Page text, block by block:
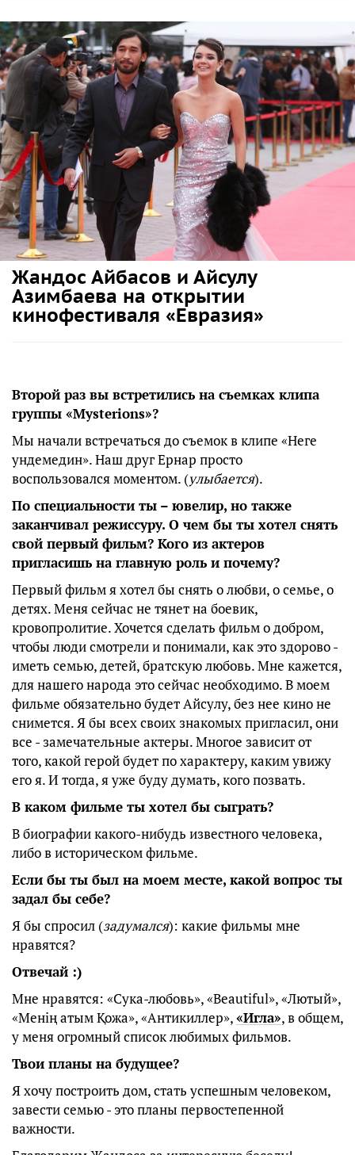
Жандос Айбасов и Айсулу
Азимбаева на открытии
кинофестиваля «Евразия»
Второй раз вы встретились на съемках клипа
группы «Mysterions»?
Мы начали встречаться до съемок в клипе «Неге
ундемедин». Наш друг Ернар просто
воспользовался моментом. (улыбается).
По специальности ты – ювелир, но также
заканчивал режиссуру. О чем бы ты хотел снять
свой первый фильм? Кого из актеров
пригласишь на главную роль и почему?
Первый фильм я хотел бы снять о любви, о семье, о
детях. Меня сейчас не тянет на боевик,
кровопролитие. Хочется сделать фильм о добром,
чтобы люди смотрели и понимали, как это здорово -
иметь семью, детей, братскую любовь. Мне кажется,
для нашего народа это сейчас необходимо. В моем
фильме обязательно будет Айсулу, без нее кино не
снимется. Я бы всех своих знакомых пригласил, они
все - замечательные актеры. Многое зависит от
того, какой герой будет по характеру, каким увижу
его я. И тогда, я уже буду думать, кого позвать.
В каком фильме ты хотел бы сыграть?
В биографии какого-нибудь известного человека,
либо в историческом фильме.
Если бы ты был на моем месте, какой вопрос ты
задал бы себе?
Я бы спросил (задумался): какие фильмы мне
нравятся?
Отвечай :)
Мне нравятся: «Сука-любовь», «Beautiful», «Лютый»,
«Менің атым Қожа», «Антикиллер»,«Игла», в общем,
у меня огромный список любимых фильмов.
Твои планы на будущее?
Я хочу построить дом, стать успешным человеком,
завести семью - это планы первостепенной
важности.